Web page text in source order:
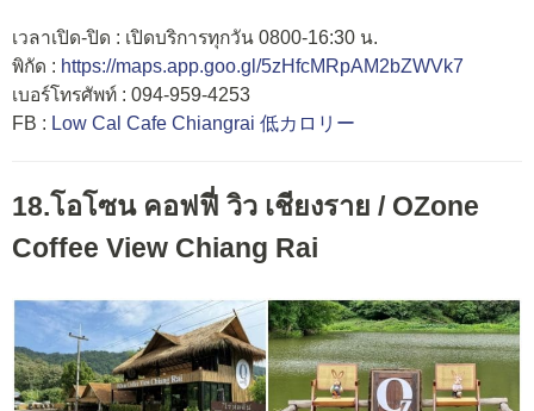
เวลาเปิด-ปิด : เปิดบริการทุกวัน 0800-16:30 น.
พิกัด : https://maps.app.goo.gl/5zHfcMRpAM2bZWVk7
เบอร์โทรศัพท์ : 094-959-4253
FB : Low Cal Cafe Chiangrai 低カロリー
18.โอโซน คอฟฟี่ วิว เชียงราย / OZone
Coffee View Chiang Rai